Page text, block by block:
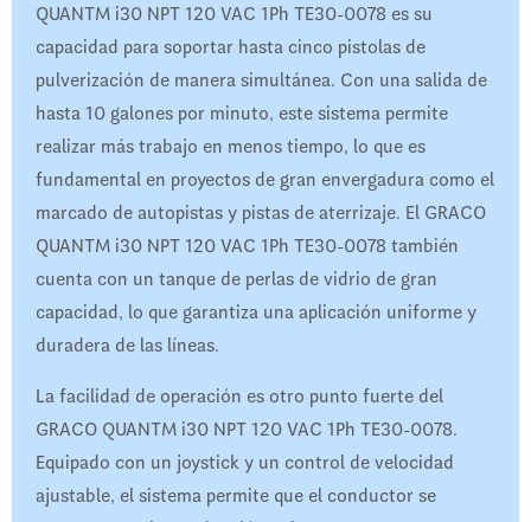
QUANTM i30 NPT 120 VAC 1Ph TE30-0078 es su
capacidad para soportar hasta cinco pistolas de
pulverización de manera simultánea. Con una salida de
hasta 10 galones por minuto, este sistema permite
realizar más trabajo en menos tiempo, lo que es
fundamental en proyectos de gran envergadura como el
marcado de autopistas y pistas de aterrizaje. El GRACO
QUANTM i30 NPT 120 VAC 1Ph TE30-0078 también
cuenta con un tanque de perlas de vidrio de gran
capacidad, lo que garantiza una aplicación uniforme y
duradera de las líneas.
La facilidad de operación es otro punto fuerte del
GRACO QUANTM i30 NPT 120 VAC 1Ph TE30-0078.
Equipado con un joystick y un control de velocidad
ajustable, el sistema permite que el conductor se